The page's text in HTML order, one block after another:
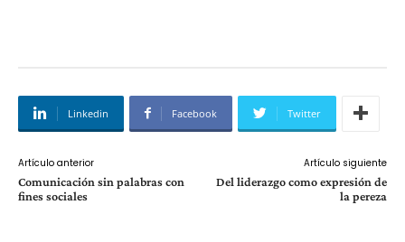
Linkedin Facebook Twitter
Artículo anterior
Comunicación sin palabras con
fines sociales
Artículo siguiente
Del liderazgo como expresión de
la pereza